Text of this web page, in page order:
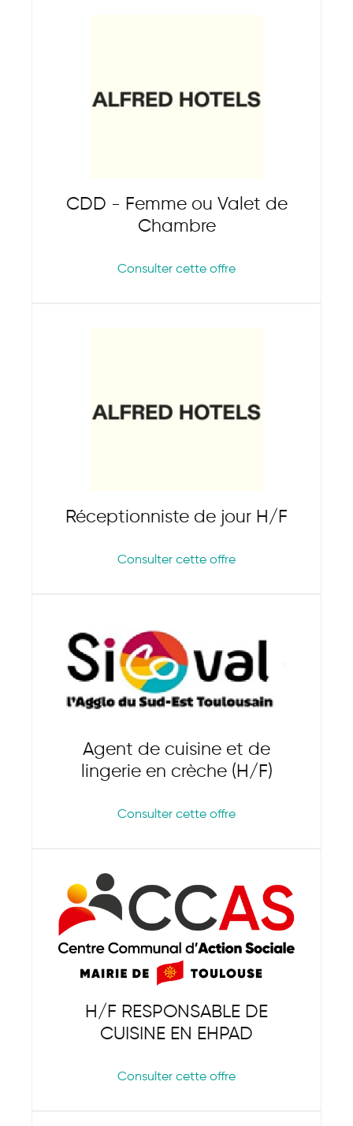
CDD - Femme ou Valet de
Chambre
Consulter cette offre
Réceptionniste de jour H/F
Consulter cette offre
Agent de cuisine et de
lingerie en crèche (H/F)
Consulter cette offre
H/F RESPONSABLE DE
CUISINE EN EHPAD
Consulter cette offre